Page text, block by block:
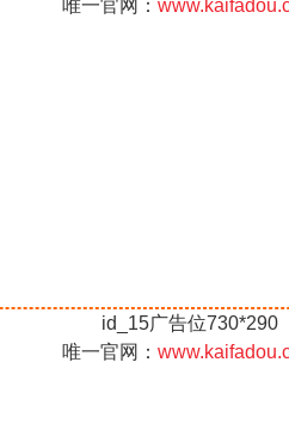
唯一官网：
id_15广告位730*290
唯一官网：